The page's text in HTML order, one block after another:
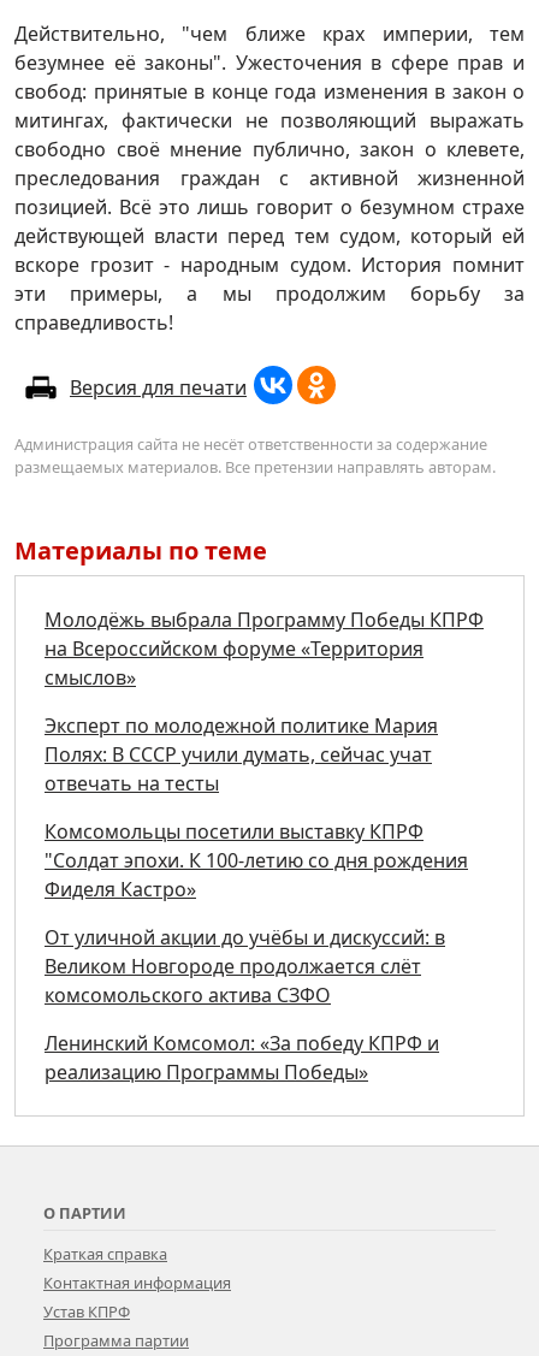
Действительно, "чем ближе крах империи, тем
безумнее её законы". Ужесточения в сфере прав и
свобод: принятые в конце года изменения в закон о
митингах, фактически не позволяющий выражать
свободно своё мнение публично, закон о клевете,
преследования граждан с активной жизненной
позицией. Всё это лишь говорит о безумном страхе
действующей власти перед тем судом, который ей
вскоре грозит - народным судом. История помнит
эти примеры, а мы продолжим борьбу за
справедливость!
Версия для печати
Администрация сайта не несёт ответственности за содержание
размещаемых материалов. Все претензии направлять авторам.
Материалы по теме
Молодёжь выбрала Программу Победы КПРФ
на Всероссийском форуме «Территория
смыслов»
Эксперт по молодежной политике Мария
Полях: В СССР учили думать, сейчас учат
отвечать на тесты
Комсомольцы посетили выставку КПРФ
"Солдат эпохи. К 100-летию со дня рождения
Фиделя Кастро»
От уличной акции до учёбы и дискуссий: в
Великом Новгороде продолжается слёт
комсомольского актива СЗФО
Ленинский Комсомол: «За победу КПРФ и
реализацию Программы Победы»
О ПАРТИИ
Краткая справка
Контактная информация
Устав КПРФ
Программа партии